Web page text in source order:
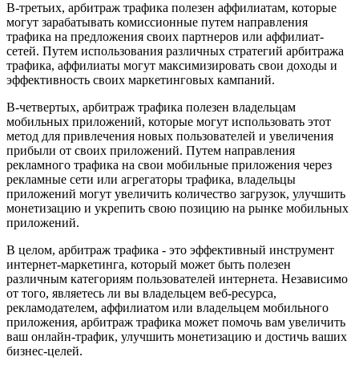
В-третьих, арбитраж трафика полезен аффилиатам, которые
могут зарабатывать комиссионные путем направления
трафика на предложения своих партнеров или аффилиат-
сетей. Путем использования различных стратегий арбитража
трафика, аффилиаты могут максимизировать свои доходы и
эффективность своих маркетинговых кампаний.
В-четвертых, арбитраж трафика полезен владельцам
мобильных приложений, которые могут использовать этот
метод для привлечения новых пользователей и увеличения
прибыли от своих приложений. Путем направления
рекламного трафика на свои мобильные приложения через
рекламные сети или агрегаторы трафика, владельцы
приложений могут увеличить количество загрузок, улучшить
монетизацию и укрепить свою позицию на рынке мобильных
приложений.
В целом, арбитраж трафика - это эффективный инструмент
интернет-маркетинга, который может быть полезен
различным категориям пользователей интернета. Независимо
от того, являетесь ли вы владельцем веб-ресурса,
рекламодателем, аффилиатом или владельцем мобильного
приложения, арбитраж трафика может помочь вам увеличить
ваш онлайн-трафик, улучшить монетизацию и достичь ваших
бизнес-целей.